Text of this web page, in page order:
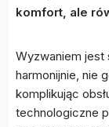
komfort, ale
Wyzwaniem jest
harmonijnie, nie
komplikując
technologiczne